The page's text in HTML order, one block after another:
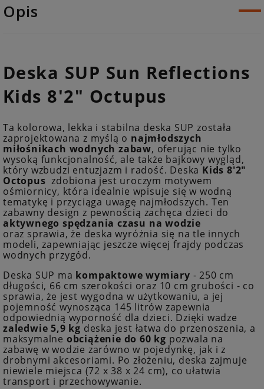
Opis
Deska SUP Sun Reflections
Kids 8'2" Octupus
Ta kolorowa, lekka i stabilna deska SUP została
zaprojektowana z myślą o najmłodszych
miłośnikach wodnych zabaw, oferując nie tylko
wysoką funkcjonalność, ale także bajkowy wygląd,
który wzbudzi entuzjazm i radość. Deska Kids 8'2"
Octopus zdobiona jest uroczym motywem
ośmiornicy, która idealnie wpisuje się w wodną
tematykę i przyciąga uwagę najmłodszych. Ten
zabawny design z pewnością zachęca dzieci do
aktywnego spędzania czasu na wodzie
oraz sprawia, że deska wyróżnia się na tle innych
modeli, zapewniając jeszcze więcej frajdy podczas
wodnych przygód.
Deska SUP ma kompaktowe wymiary - 250 cm
długości, 66 cm szerokości oraz 10 cm grubości - co
sprawia, że jest wygodna w użytkowaniu, a jej
pojemność wynosząca 145 litrów zapewnia
odpowiednią wyporność dla dzieci. Dzięki wadze
zaledwie 5,9 kg deska jest łatwa do przenoszenia, a
maksymalne obciążenie do 60 kg pozwala na
zabawę w wodzie zarówno w pojedynkę, jak i z
drobnymi akcesoriami. Po złożeniu, deska zajmuje
niewiele miejsca (72 x 38 x 24 cm), co ułatwia
transport i przechowywanie.